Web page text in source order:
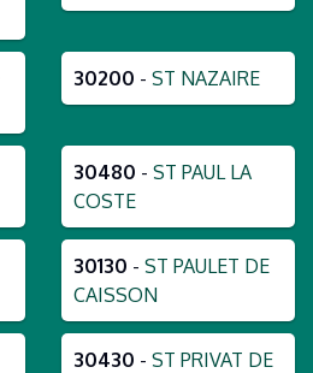
30200 - ST NAZAIRE
30480 - ST PAUL LA
COSTE
30130 - ST PAULET DE
CAISSON
30430 - ST PRIVAT DE